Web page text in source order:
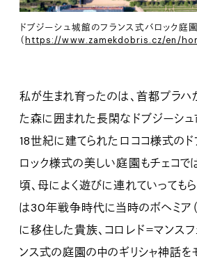
ドブジーシュ城館のフランス式バロック庭園
（ https://www.zamekdobris.cz/en/
私が生まれ育ったのは、首都プラ
た森に囲まれた長閑なドブジーシュ
18世紀に建てられたロココ様式のド
ロック様式の美しい庭園もチェコで
頃、母によく遊びに連れていっても
は30年戦争時代に当時のボヘミア
に移住した貴族、コロレド＝マンス
ンス式の庭園の中のギリシャ神話を